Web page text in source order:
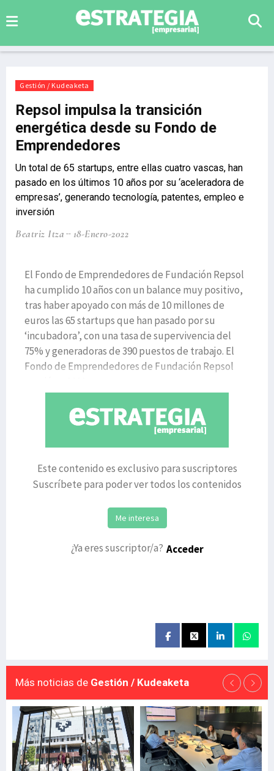
Gestión / Kudeaketa
Repsol impulsa la transición
energética desde su Fondo de
Emprendedores
Un total de 65 startups, entre ellas cuatro vascas, han
pasado en los últimos 10 años por su ‘aceleradora de
empresas’, generando tecnología, patentes, empleo e
inversión
Beatriz Itza 18-Enero-2022
El Fondo de Emprendedores de Fundación Repsol
ha cumplido 10 años con un balance muy positivo,
tras haber apoyado con más de 10 millones de
euros las 65 startups que han pasado por su
‘incubadora’, con una tasa de supervivencia del
75% y generadoras de 390 puestos de trabajo. El
Fondo de Emprendedores de Fundación Repsol
Este contenido es exclusivo para suscriptores
Suscríbete para poder ver todos los contenidos
Me interesa
¿Ya eres suscriptor/a? Acceder
Más noticias de Gestión / Kudeaketa